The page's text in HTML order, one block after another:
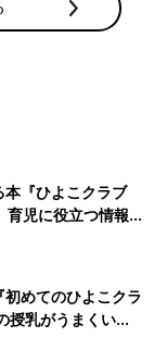
『ひよこクラブ
児に役立つ情報が
めてのひよこクラ
授乳がうまくい
トラブル 解決テ